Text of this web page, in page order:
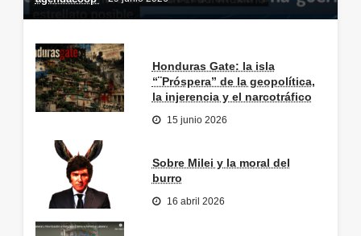
Honduras Gate: la isla
“¨Próspera” de la geopolítica,
la injerencia y el narcotráfico
15 junio 2026
Sobre Milei y la moral del
burro
16 abril 2026